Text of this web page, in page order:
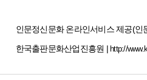
인문정신문화 온라인서비스 제공(인
한국출판문화산업진흥원 |http://